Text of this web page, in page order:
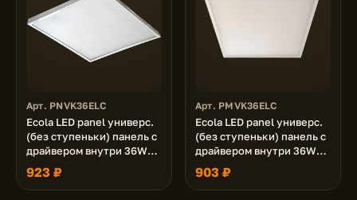
Арт. PNVK36ELC
Ecola LED panel универс.
(без ступеньки) панель с
драйвером внутри 36W
220V 4200K Призма
595x595x19
923 ₽
Арт. PMVK36ELC
Ecola LED panel универс.
(без ступеньки) панель с
драйвером внутри 36W
220V 4200K Матовая
595x595x19
903 ₽